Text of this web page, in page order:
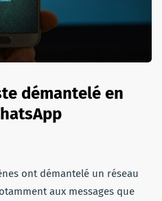
démantelé en
ont démantelé un réseau
aux messages que